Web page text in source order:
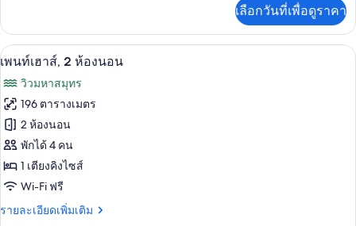
สวีท,
วิว
ทะเล
เกี่ยว
กับ
ห้อง
มิ
ลี่
สวี
ท,
วิว
ทะเล
เลือกวันที่เพื่อดูราคา
เปิด
ภาพถ่าย
ทั้งหมด
ของ
เพ
นท์
เฮา
ส์,
เพนท์เฮาส์, 2 ห้องนอน | เครื่องนอนร
6
เพนท์เฮาส์, 2 ห้องนอน
วิวมหาสมุทร
196 ตารางเมตร
2 ห้องนอน
พักได้ 4 คน
1 เตียงคิงไซส์
Wi-Fi ฟรี
รายละเอียดเพิ่มเติม
ราย